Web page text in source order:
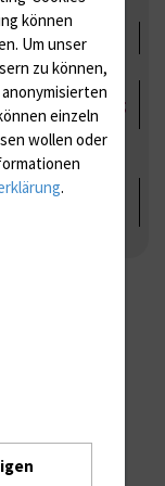
/
Stoffwechsel /
/ Vitamine;
Immunologie
Amaleptika,
können
Um unser
zu können,
einzeln
wollen oder
.